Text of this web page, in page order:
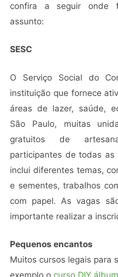
confira a seguir onde
assunto:
SESC
O Serviço Social do
instituição que fornece
áreas de lazer, saúde,
São Paulo, muitas
gratuitos de
participantes de todas as
inclui diferentes temas,
e sementes, trabalhos
com papel. As vagas
importante realizar a
Pequenos encantos
Muitos cursos legais para